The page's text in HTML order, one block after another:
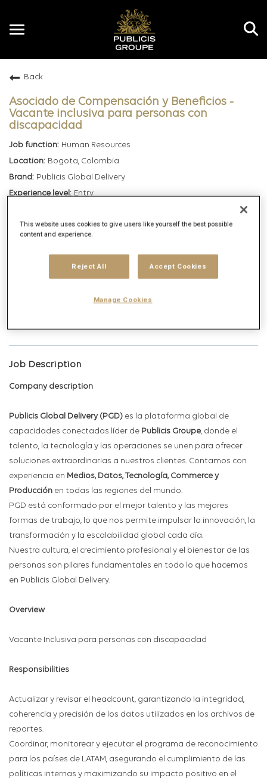
Toggle
Back
Asociado de Compensación y Beneficios -
Vacante inclusiva para personas con
discapacidad
Human Resources
Bogota, Colombia
Publicis Global Delivery
Entry
6/12/2026
mail_outline
Job Description
Company description
Publicis Global Delivery (PGD) es la plataforma global de
capacidades conectadas líder de Publicis Groupe, donde el
talento, la tecnología y las operaciones se unen para ofrecer
soluciones extraordinarias a nuestros clientes. Contamos con
experiencia en Medios, Datos, Tecnología, Commerce y
Producción en todas las regiones del mundo.
PGD está conformado por el mejor talento y las mejores
formas de trabajo, lo que nos permite impulsar la innovación, la
transformación y la escalabilidad global cada día.
Nuestra cultura, el crecimiento profesional y el bienestar de las
personas son pilares fundamentales en todo lo que hacemos
en Publicis Global Delivery.
Overview
Vacante Inclusiva para personas con discapacidad
Responsibilities
Actualizar y revisar el headcount, garantizando la integridad,
coherencia y precisión de los datos utilizados en los archivos de
reportes.
Coordinar, monitorear y ejecutar el programa de reconocimiento
para los países de LATAM, asegurando el cumplimiento de las
políticas internas y maximizando su impacto positivo en el
This website uses cookies to give users like yourself the best possible
content and experience.
Reject All Accept Cookies
Manage Cookies